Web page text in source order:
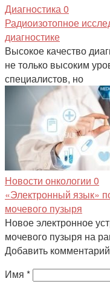
Диагностика0
Радиоизотопное
диагностике
Высокое качество
не только высоким
специалистов, но
Новости онкологии 0
«Электронный язык»
мочевого пузыря
Новое электронное
мочевого пузыря на
Добавить комментарий
Имя *